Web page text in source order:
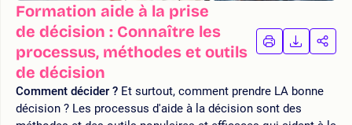
Formation aide à la prise
de décision : Connaître les
processus, méthodes et outils
de décision
IMPRIMER
LA
LA
Comment décider ? Et surtout, comment prendre LA bonne
décision ? Les processus d'aide à la décision sont des